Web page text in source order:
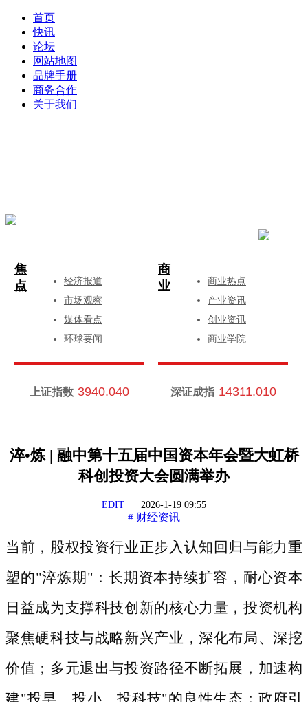
首页
快讯
论坛
网站地图
品牌手册
商务合作
关于我们
焦
点
经济报道
市场观察
媒体看点
环球要闻
商
业
商业热点
产业资讯
创业资讯
商业学院
上证指数 3940.040 深证成指 14311.010
淬•炼 | 融中第十五届中国资本年会暨大虹桥
科创投资大会圆满举办
EDIT 2026-1-19 09:55
# 财经资讯
当前，股权投资行业正步入认知回归与能力重
塑的"淬炼期"：长期资本持续扩容，耐心资本
日益成为支撑科技创新的核心力量，投资机构
聚焦硬科技与战略新兴产业，深化布局、深挖
价值；多元退出与投资路径不断拓展，加速构
建"投早、投小、投科技"的良性生态；政府引